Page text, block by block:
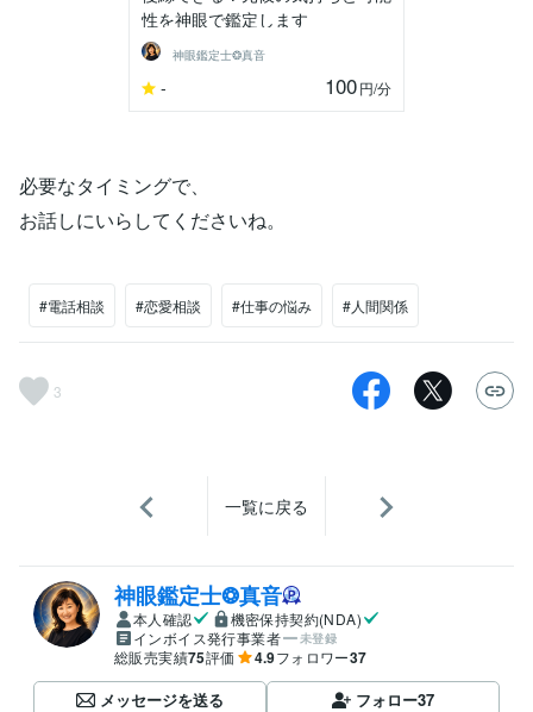
性を神眼で鑑定します
神眼鑑定士❂真音
- 100円/分
必要なタイミングで、
お話しにいらしてくださいね。
#電話相談 #恋愛相談 #仕事の悩み #人間関係
3
一覧に戻る
神眼鑑定士❂真音
本人確認
機密保持契約(NDA)
インボイス発行事業者
未登録
総販売実績75評価 4.9フォロワー37
メッセージを送る フォロー37